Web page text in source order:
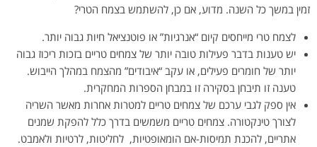
זמין במשך כל השנה. מדוע, אם כן, להשתמש בצמח הטרי?
לצמח טרי מייחסים קיום “אנרגיות” או פוטנציאל חיות גבוה יותר.
יש טענות בדבר פעילות טובה יותר של צמחים טריים בזכות ריכוז גבוה
יותר של חומרים פעילים, או עקב “איבודים” מהצמח במהלך הייבוש.
טענה זו תיבחן בסקירה זו במבחן הספרות המחקרית.
אין ספק לגבי ערכם של צמחים טריים למטרות אחרות מאשר השריה
לצורך טינקטורה. צמחים טריים משמשים בדרך כלל להפקת שמנים
אתריים, להכנת תמיסות-אם הומאופטיות, לחליטות, לרטיות ולאמבט.